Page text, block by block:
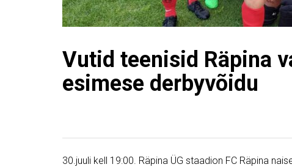
Vutid teenisid Räpina
esimese derbyvõidu
30.juuli kell 19:00. Räpina ÜG staadion FC Räpina